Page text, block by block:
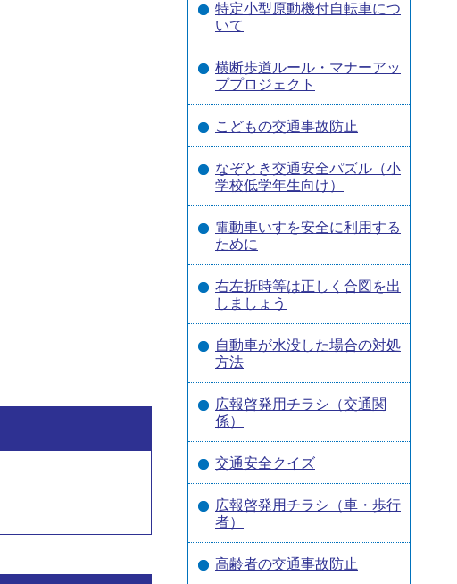
特定小型原動機付自転車につ
いて
横断歩道ルール・マナーアッ
ププロジェクト
こどもの交通事故防止
なぞとき交通安全パズル（小
学校低学年生向け）
電動車いすを安全に利用する
ために
右左折時等は正しく合図を出
しましょう
自動車が水没した場合の対処
方法
広報啓発用チラシ（交通関
係）
交通安全クイズ
広報啓発用チラシ（車・歩行
者）
高齢者の交通事故防止